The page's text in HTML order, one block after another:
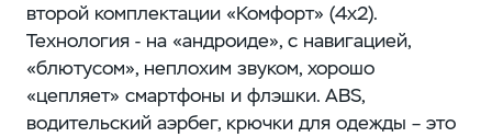
второй комплектации «Комфорт» (4x2).
Технология - на «андроиде», с навигацией,
«блютусом», неплохим звуком, хорошо
«цепляет» смартфоны и флэшки. ABS,
водительский аэрбег, крючки для одежды – это